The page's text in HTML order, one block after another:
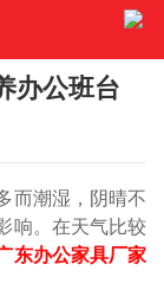
办公班台
而潮湿，阴晴不
响。在天气比较
东办公家具厂家